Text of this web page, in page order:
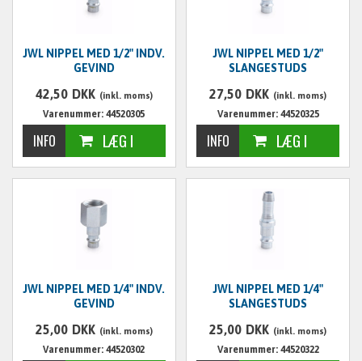
JWL NIPPEL MED 1/2" INDV.
GEVIND
42,50 DKK (inkl. moms)
Varenummer: 44520305
JWL NIPPEL MED 1/2"
SLANGESTUDS
27,50 DKK (inkl. moms)
Varenummer: 44520325
JWL NIPPEL MED 1/4" INDV.
GEVIND
25,00 DKK (inkl. moms)
Varenummer: 44520302
JWL NIPPEL MED 1/4"
SLANGESTUDS
25,00 DKK (inkl. moms)
Varenummer: 44520322